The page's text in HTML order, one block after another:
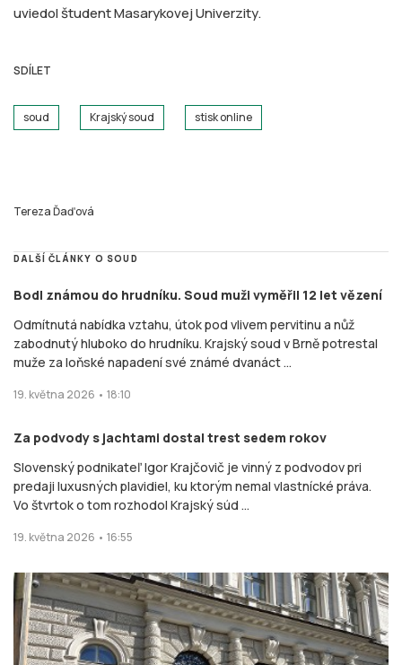
uviedol študent Masarykovej Univerzity.
SDÍLET
soud Krajský soud stisk online
Tereza Ďaďová
DALŠÍ ČLÁNKY O SOUD
Bodl známou do hrudníku. Soud muži vyměřil 12 let vězení
Odmítnutá nabídka vztahu, útok pod vlivem pervitinu a nůž
zabodnutý hluboko do hrudníku. Krajský soud v Brně potrestal
muže za loňské napadení své známé dvanáct ...
19. května 2026 • 18:10
Za podvody s jachtami dostal trest sedem rokov
Slovenský podnikateľ Igor Krajčovič je vinný z podvodov pri
predaji luxusných plavidiel, ku ktorým nemal vlastnícké práva.
Vo štvrtok o tom rozhodol Krajský súd ...
19. května 2026 • 16:55